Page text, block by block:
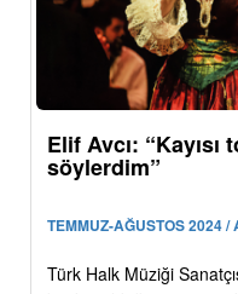
Elif Avcı:
söylerdim”
TEMMUZ-AĞUSTOS 2024 /
Türk Halk Müziği